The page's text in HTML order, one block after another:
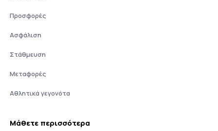
Προσφορές
Ασφάλιση
Στάθμευση
Μεταφορές
Αθλητικά γεγονότα
Μάθετε περισσότερα